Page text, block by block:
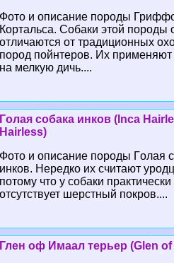
Фото и описание породы
Кортальса. Собаки этой породы
отличаются от традиционных
пород пойнтеров. Их применяют
на мелкую дичь....
Гoлая собака инков (Inca
Hairless)
Фото и описание породы Гoлая
инков. Нередко их считают
потому что у собаки пpaктически
отсутствует шерстный покров....
Глен оф Имаал терьер (Glen of